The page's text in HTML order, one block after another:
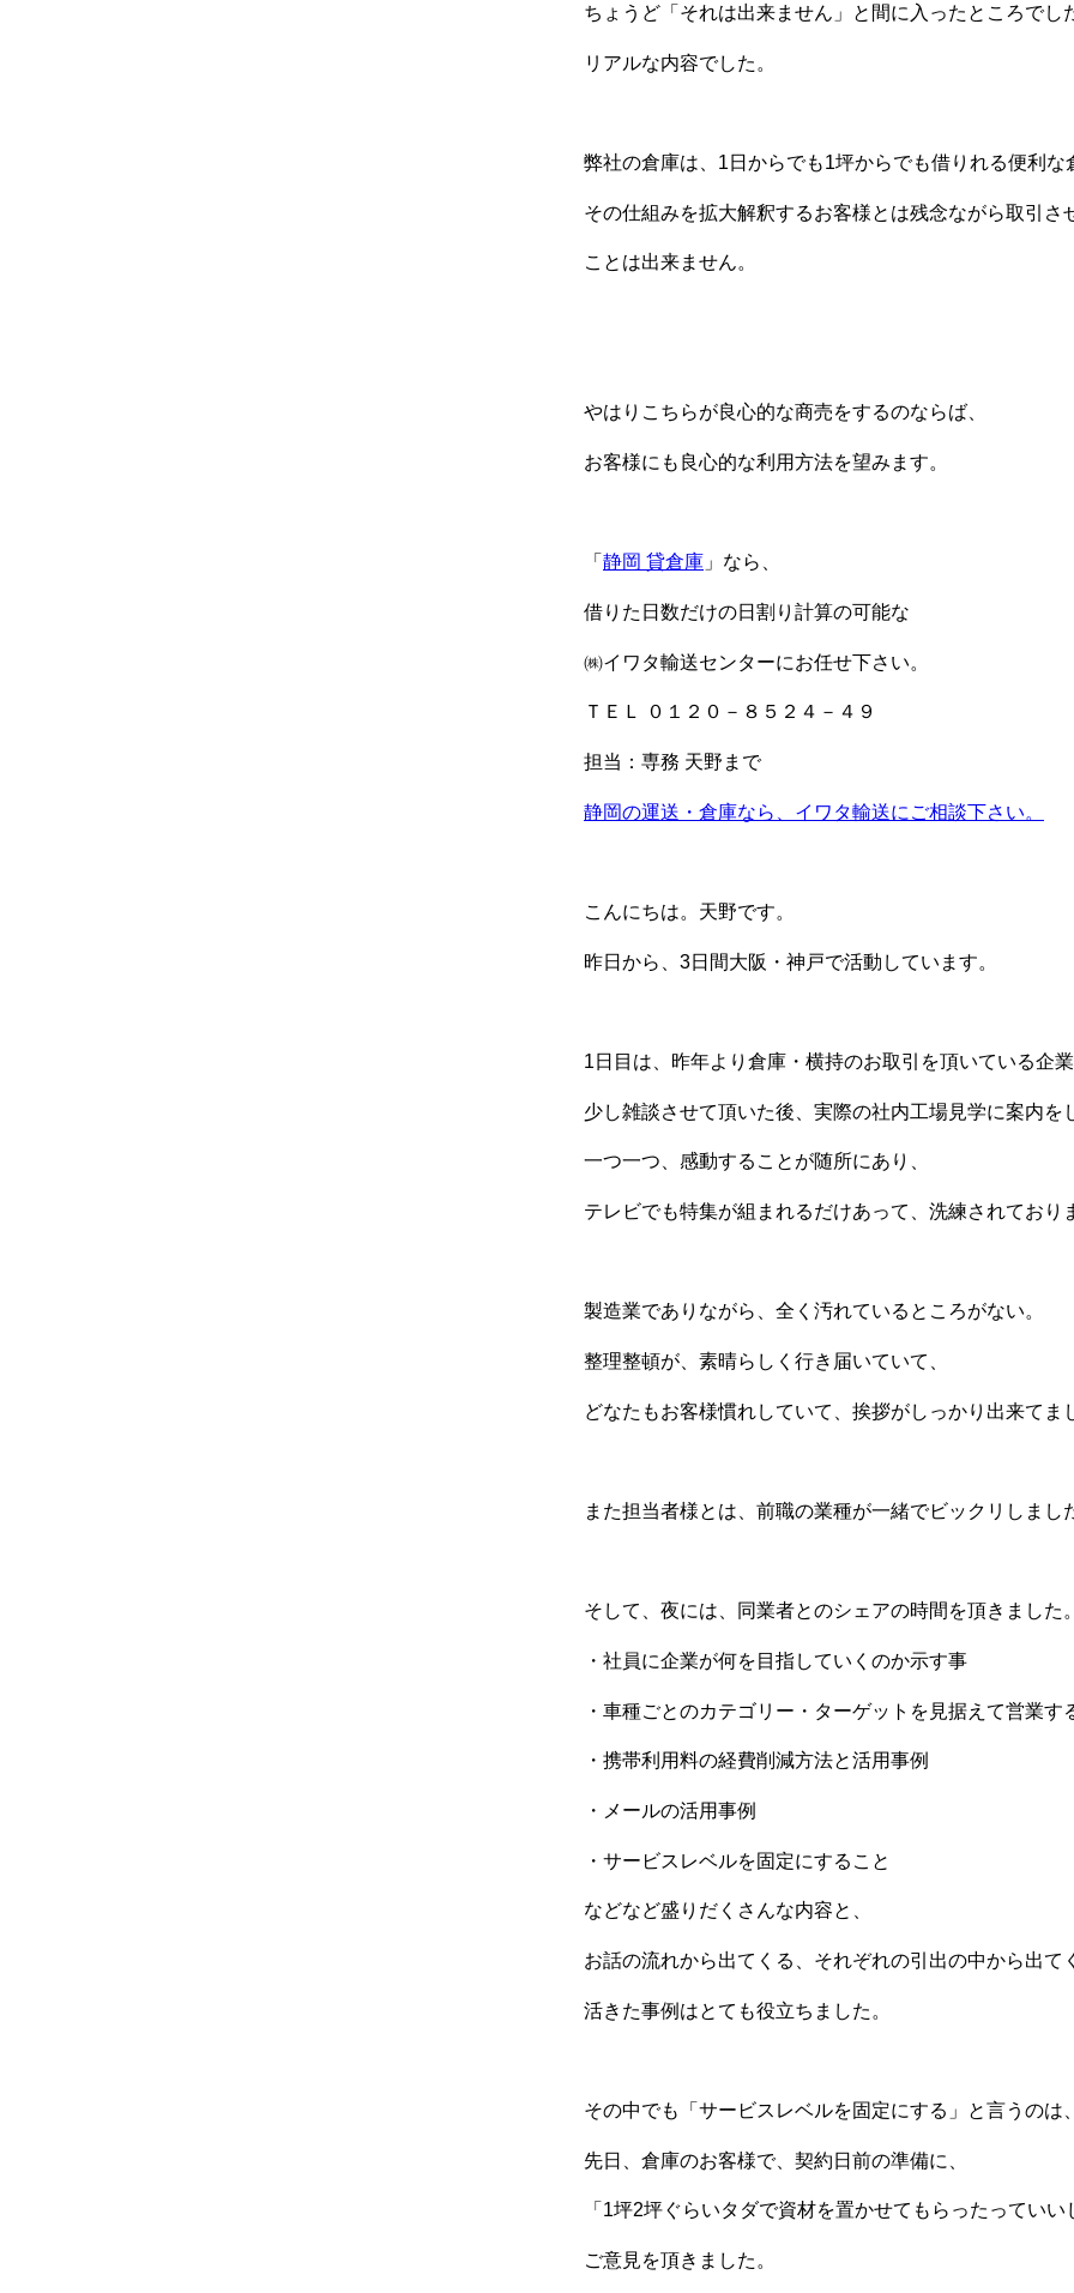
ちょうど「それは出来ません」と間に入ったところでし
リアルな内容でした。
弊社の倉庫は、1日からでも1坪からでも借りれる便利な
その仕組みを拡大解釈するお客様とは残念ながら取引さ
ことは出来ません。
やはりこちらが良心的な商売をするのならば、
お客様にも良心的な利用方法を望みます。
「 静岡 貸倉庫 」なら、
借りた日数だけの日割り計算の可能な
㈱イワタ輸送センターにお任せ下さい。
ＴＥＬ ０１２０－８５２４－４９
担当：専務 天野まで
静岡の運送・倉庫なら、イワタ輸送にご相談下さい。
こんにちは。天野です。
昨日から、3日間大阪・神戸で活動しています。
1日目は、昨年より倉庫・横持のお取引を頂いている企業
少し雑談させて頂いた後、実際の社内工場見学に案内を
一つ一つ、感動することが随所にあり、
テレビでも特集が組まれるだけあって、洗練されており
製造業でありながら、全く汚れているところがない。
整理整頓が、素晴らしく行き届いていて、
どなたもお客様慣れしていて、挨拶がしっかり出来てま
また担当者様とは、前職の業種が一緒でビックリしまし
そして、夜には、同業者とのシェアの時間を頂きました。
・社員に企業が何を目指していくのか示す事
・車種ごとのカテゴリー・ターゲットを見据えて営業す
・携帯利用料の経費削減方法と活用事例
・メールの活用事例
・サービスレベルを固定にすること
などなど盛りだくさんな内容と、
お話の流れから出てくる、それぞれの引出の中から出て
活きた事例はとても役立ちました。
その中でも「サービスレベルを固定にする」と言うのは、
先日、倉庫のお客様で、契約日前の準備に、
「1坪2坪ぐらいタダで資材を置かせてもらったっていい
ご意見を頂きました。